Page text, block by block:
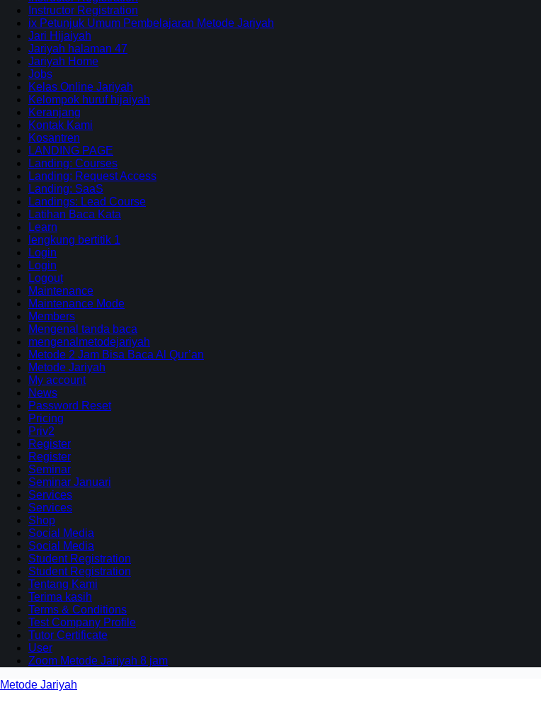
Instructor Registration
ix Petunjuk Umum Pembelajaran Metode Jariyah
Jari Hijaiyah
Jariyah halaman 47
Jariyah Home
Jobs
Kelas Online Jariyah
Kelompok huruf hijaiyah
Keranjang
Kontak Kami
Kosantren
LANDING PAGE
Landing: Courses
Landing: Request Access
Landing: SaaS
Landings: Lead Course
Latihan Baca Kata
Learn
lengkung bertitik 1
Login
Login
Logout
Maintenance
Maintenance Mode
Members
Mengenal tanda baca
mengenalmetodejariyah
Metode 2 Jam Bisa Baca Al Qur’an
Metode Jariyah
My account
News
Password Reset
Pricing
Priv2
Register
Register
Seminar
Seminar Januari
Services
Services
Shop
Social Media
Social Media
Student Registration
Student Registration
Tentang Kami
Terima kasih
Terms & Conditions
Test Company Profile
Tutor Certificate
User
Zoom Metode Jariyah 8 jam
Metode Jariyah